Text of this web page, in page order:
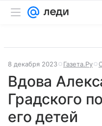
8 декабря 2023 Газета.Ру
Вдова
Градского
его детей